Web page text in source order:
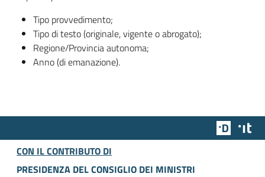
Tipo provvedimento;
Tipo di testo (originale, vigente o abrogato);
Regione/Provincia autonoma;
Anno (di emanazione).
Team
CON IL CONTRIBUTO DI
PRESIDENZA DEL CONSIGLIO DEI MINISTRI